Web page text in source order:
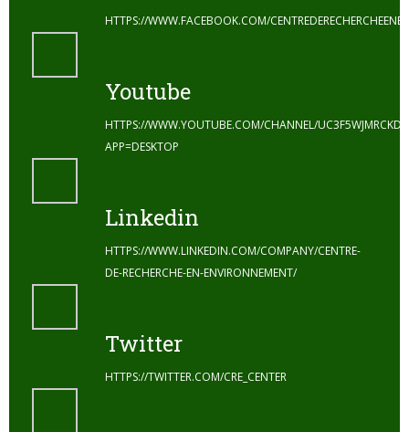
HTTPS://WWW.FACEBOOK.COM/
Youtube
HTTPS://WWW.YOUTUBE.COM/CHANNEL/
APP=DESKTOP
Linkedin
HTTPS://WWW.LINKEDIN.COM/COMPANY/CENTRE-
DE-RECHERCHE-EN-ENVIRONNEMENT/
Twitter
HTTPS://TWITTER.COM/CRE_CENTER